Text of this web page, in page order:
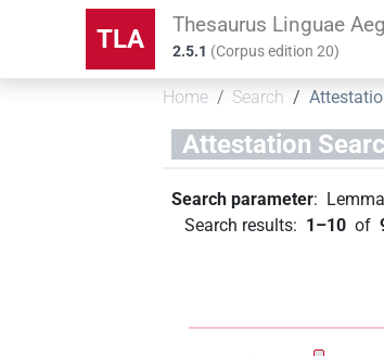
TLA Thesaurus Linguae
2.5.1 (Corpus edition20)
Home Search
Attestation
Search parameter:
Search results: 1–10 of